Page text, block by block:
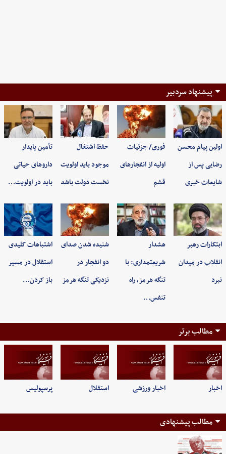
پیشنهاد سردبیر
اولین پیام محسن
رضایی پس از
شایعات خبری
فوری/ جزئیات
اولیه از انفجارهای
قشم
حفظ اشتغال
موجود باید اولویت
نخست دولت باشد
تأمین پایدار
داروهای حیاتی
باید در اولویت…
ابتکارات رهبر
انقلاب در میدان
نبرد
هشدار
شریعتمداری: با
تنگه هرمز، راه
تنفس…
شنیده شدن صدای
دو انفجار در
نزدیکی تنگه هرمز
اشتباهات کلیدی
استقلال در مسیر
باز کردن…
مطالب برتر
اخبار اخبار ورزشی استقلال پرسپولیس
مطالب پیشنهادی